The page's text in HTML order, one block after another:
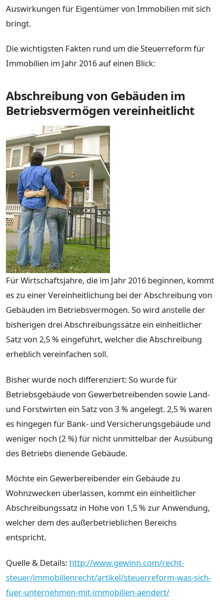
Auswirkungen für Eigentümer von Immobilien mit sich
bringt.
Die wichtigsten Fakten rund um die Steuerreform für
Immobilien im Jahr 2016 auf einen Blick:
Abschreibung von Gebäuden im
Betriebsvermögen vereinheitlicht
Für Wirtschaftsjahre, die im Jahr 2016 beginnen, kommt
es zu einer Vereinheitlichung bei der Abschreibung von
Gebäuden im Betriebsvermögen. So wird anstelle der
bisherigen drei Abschreibungssätze ein einheitlicher
Satz von 2,5 % eingeführt, welcher die Abschreibung
erheblich vereinfachen soll.
Bisher wurde noch differenziert: So wurde für
Betriebsgebäude von Gewerbetreibenden sowie Land-
und Forstwirten ein Satz von 3 % angelegt. 2,5 % waren
es hingegen für Bank- und Versicherungsgebäude und
weniger noch (2 %) für nicht unmittelbar der Ausübung
des Betriebs dienende Gebäude.
Möchte ein Gewerbereibender ein Gebäude zu
Wohnzwecken überlassen, kommt ein einheitlicher
Abschreibungssatz in Höhe von 1,5 % zur Anwendung,
welcher dem des außerbetrieblichen Bereichs
entspricht.
Quelle & Details: http://www.gewinn.com/recht-
steuer/immobilienrecht/artikel/steuerreform-was-sich-
fuer-unternehmen-mit-immobilien-aendert/